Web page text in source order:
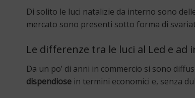
Di solito le luci natalizie da interno sono
mercato sono presenti sotto forma di
Le differenze tra le luci al Led e ad
Da un po’ di anni in commercio si sono
dispendiose in termini economici e, senza